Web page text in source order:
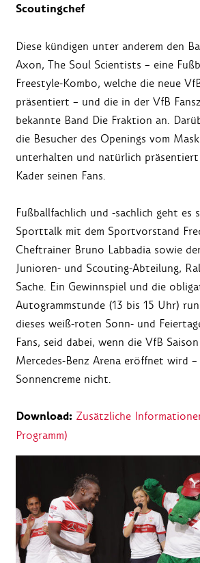
Scoutingchef
Diese kündigen unter anderem den
Axon, The Soul Scientists – eine
Freestyle-Kombo, welche die neue
präsentiert – und die in der VfB
bekannte Band Die Fraktion an.
die Besucher des Openings vom
unterhalten und natürlich präsentiert
Kader seinen Fans.
Fußballfachlich und -sachlich geht es
Sporttalk mit dem Sportvorstand
Cheftrainer Bruno Labbadia sowie
Junioren- und Scouting-Abteilung,
Sache. Ein Gewinnspiel und die
Autogrammstunde (13 bis 15 Uhr)
dieses weiß-roten Sonn- und
Fans, seid dabei, wenn die VfB
Mercedes-Benz Arena eröffnet wird
Sonnencreme nicht.
Download: Zusätzliche
Programm)